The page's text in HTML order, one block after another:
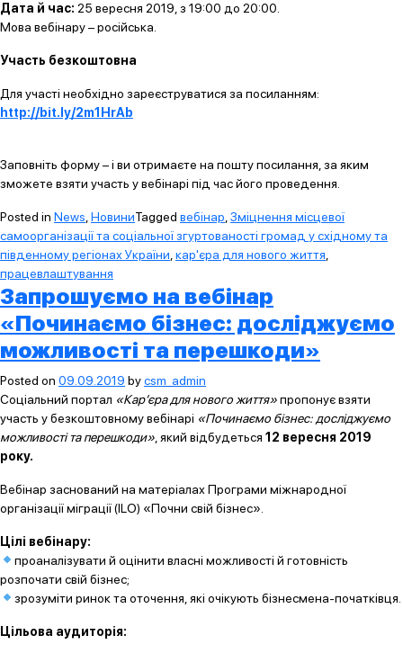
Дата й час: 25 вересня 2019, з 19:00 до 20:00.
Мова вебінару – російська.
Участь безкоштовна
Для участі необхідно зареєструватися за посиланням:
http://bit.ly/2m1HrAb
Заповніть форму – і ви отримаєте на пошту посилання, за яким
зможете взяти участь у вебінарі під час його проведення.
Posted in News НовиниTagged вебінар Зміцнення місцевої
самоорганізації та соціальної згуртованості громад у східному та
південному регіонах України кар'єра для нового життя
працевлаштування
Запрошуємо на вебінар
«Починаємо бізнес: досліджуємо
можливості та перешкоди»
Posted on 09.09.2019 bycsm_admin
Соціальний портал «Кар’єра для нового життя»пропонує взяти
участь у безкоштовному вебінарі «Починаємо бізнес: досліджуємо
можливості та перешкоди» , який відбудеться 12 вересня 2019
року.
Вебінар заснований на матеріалах Програми міжнародної
організації міграції (ILO) «Почни свій бізнес».
Цілі вебінару:
проаналізувати й оцінити власні можливості й готовність
розпочати свій бізнес;
зрозуміти ринок та оточення, які очікують бізнесмена-початківця.
Цільова аудиторія: